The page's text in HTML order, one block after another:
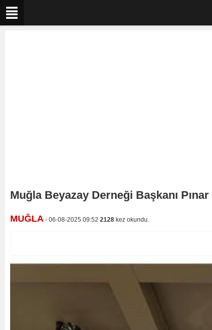
Muğla Beyazay Derneği Başkanı
MUĞLA - 06-08-2025 09:52 2128 kez okundu.